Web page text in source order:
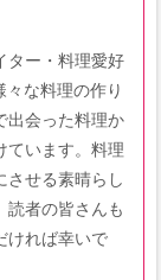
ター・料理愛好
な料理の作り
出会った料理か
ています。料理
させる素晴らし
読者の皆さんも
ければ幸いで